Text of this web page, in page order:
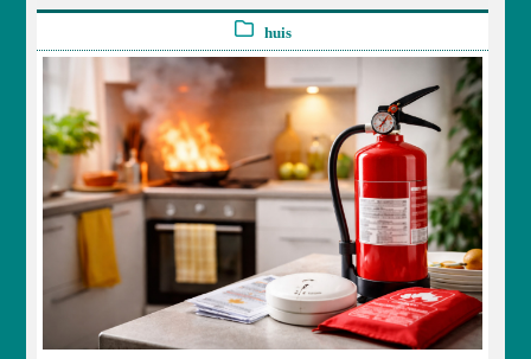
huis